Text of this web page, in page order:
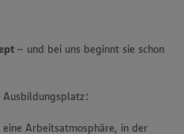
– und bei uns beginnt sie schon
Ausbildungsplatz:
eine Arbeitsatmosphäre, in der